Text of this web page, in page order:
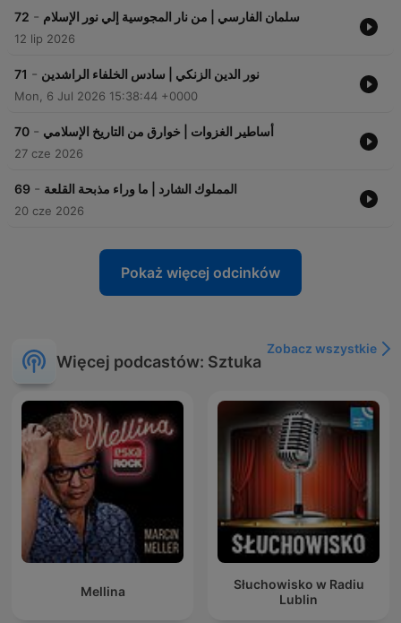
72 - سلمان الفارسي | من نار المجوسية إلي نور الإسلام
12 lip 2026
71 - نور الدين الزنكي | سادس الخلفاء الراشدين
Mon, 6 Jul 2026 15:38:44 +0000
70 - أساطير الغزوات | خوارق من التاريخ الإسلامي
27 cze 2026
69 - المملوك الشارد | ما وراء مذبحة القلعة
20 cze 2026
Pokaż więcej odcinków
Więcej podcastów: Sztuka
Zobacz wszystkie
Mellina
Słuchowisko w Radiu
Lublin